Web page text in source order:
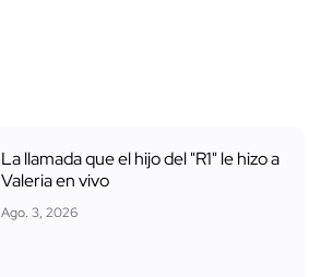
La llamada que el hijo del "R1" le hizo a
Valeria en vivo
Ago. 3, 2026